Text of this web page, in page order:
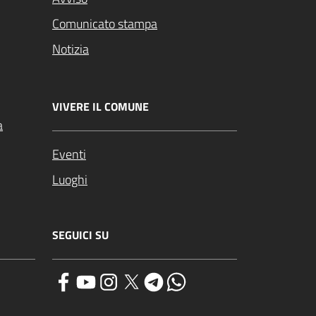
Comunicato stampa
Notizia
VIVERE IL COMUNE
Eventi
Luoghi
SEGUICI SU